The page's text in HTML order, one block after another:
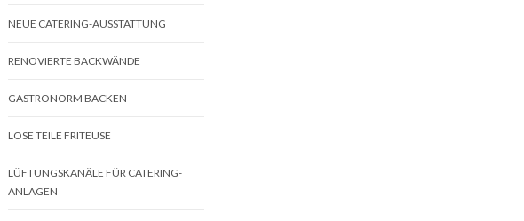
NEUE CATERING-AUSSTATTUNG
RENOVIERTE BACKWÄNDE
GASTRONORM BACKEN
LOSE TEILE FRITEUSE
LÜFTUNGSKANÄLE FÜR CATERING-
ANLAGEN